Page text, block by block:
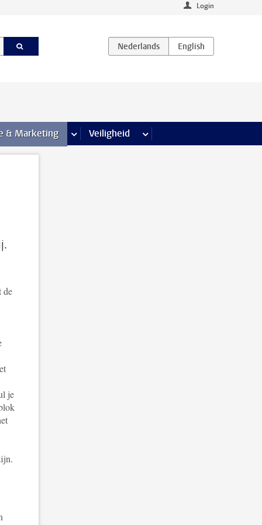
Login
& Marketing meer Communicatie & Marketing pagina’s
Veiligheid meer Veiligheid pagina’s
de
je